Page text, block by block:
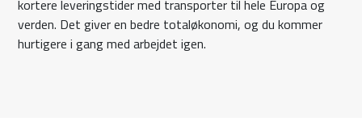
kortere leveringstider med transporter til hele Europa og
verden. Det giver en bedre totaløkonomi, og du kommer
hurtigere i gang med arbejdet igen.